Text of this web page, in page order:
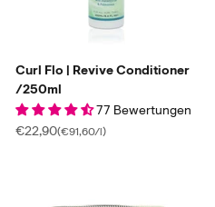
Curl Flo | Revive Conditioner
/250ml
77 Bewertungen
Angebot
€22,90(€91,60/l)